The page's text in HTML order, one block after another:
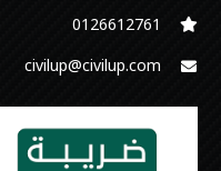
‭0126612761
civilup@civilup.com